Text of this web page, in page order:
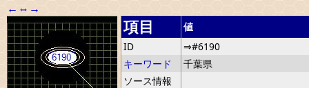
← ⇔ →
項目
値
ID
⇒#6190
キーワード
千葉県
ソース情報